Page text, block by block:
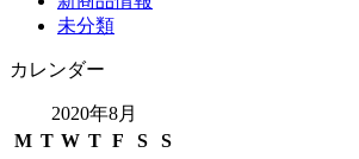
未分類
カレンダー
2020年8月
M T W T F S
S